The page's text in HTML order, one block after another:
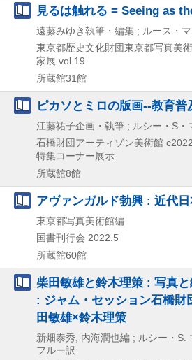
見るは触れる = Seeing as
遠藤みゆき執筆・編集 ; ルース・
東京都歴史文化財団東京都写真美
家展 vol.19
所蔵館31館
ピカソとミロの版画--教育普
江藤祐子企画・執筆 ; ルシー・S・
石橋財団アーティゾン美術館 c2022
特集コーナー展示
所蔵館8館
アヴァンガルド勃興 : 近代
東京都写真美術館編
国書刊行会 2022.5
所蔵館60館
柴田敏雄と鈴木理策 : 写真
: ジャム・セッション石橋財
田敏雄×鈴木理策
新畑泰秀, 内海潤也編 ; ルシー・S.
フルー訳